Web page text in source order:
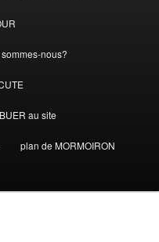
nous?
au site
plan de MORMOIRON